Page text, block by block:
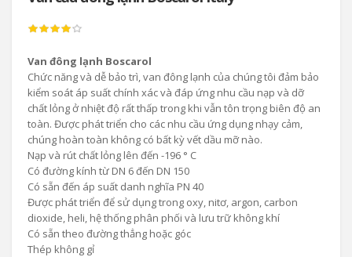
Van đông lạnh Boscarol
Chức năng và dễ bảo trì, van đông lạnh của chúng tôi đảm bảo
kiểm soát áp suất chính xác và đáp ứng nhu cầu nạp và dỡ
chất lỏng ở nhiệt độ rất thấp trong khi vẫn tôn trọng biên độ an
toàn. Được phát triển cho các nhu cầu ứng dụng nhạy cảm,
chúng hoàn toàn không có bất kỳ vết dầu mỡ nào.
Nạp và rút chất lỏng lên đến -196 ° C
Có đường kính từ DN 6 đến DN 150
Có sẵn đến áp suất danh nghĩa PN 40
Được phát triển để sử dụng trong oxy, nitơ, argon, carbon
dioxide, heli, hệ thống phân phối và lưu trữ không khí
Có sẵn theo đường thẳng hoặc góc
Thép không gỉ